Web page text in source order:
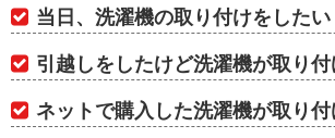
当日、洗濯機の取り付けをしたい
引越しをしたけど洗濯機が取り
ネットで購入した洗濯機が取り